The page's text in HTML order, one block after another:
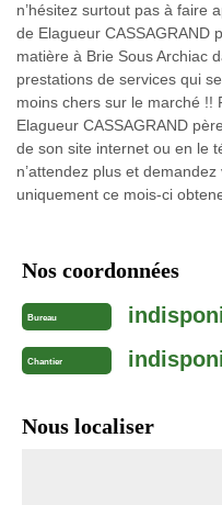
n’hésitez surtout pas à faire
de Elagueur CASSAGRAND
matière à Brie Sous Archiac
prestations de services qui
moins chers sur le marché !!
Elagueur CASSAGRAND
de son site internet ou en le
n’attendez plus et
uniquement ce mois-ci
Nos coordonnées
Bureau
Chantier
Nous localiser